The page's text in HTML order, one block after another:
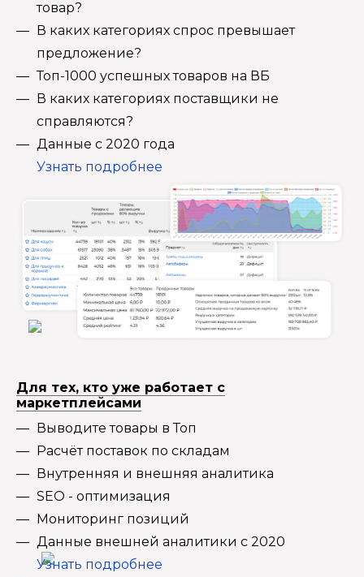
товар?
В каких категориях спрос превышает
предложение?
Топ-1000 успешных товаров на ВБ
В каких категориях поставщики не
справляются?
Данные с 2020 года
Узнать подробнее
Для тех, кто уже работает с
маркетплейсами
Выводите товары в Топ
Расчёт поставок по складам
Внутренняя и внешняя аналитика
SEO - оптимизация
Мониторинг позиций
Данные внешней аналитики с 2020
Узнать подробнее